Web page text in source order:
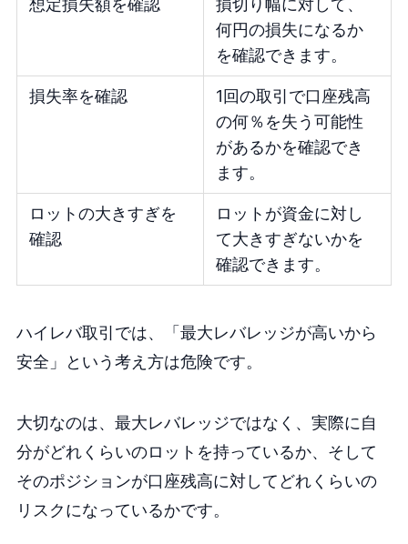
何円の損失になるか
を確認できます。
損失率を確認
1回の取引で口座残高
の何％を失う可能性
があるかを確認でき
ます。
ロットの大きすぎを
確認
ロットが資金に対し
て大きすぎないかを
確認できます。
ハイレバ取引では、「最大レバレッジが高いから
安全」という考え方は危険です。
大切なのは、最大レバレッジではなく、実際に自
分がどれくらいのロットを持っているか、そして
そのポジションが口座残高に対してどれくらいの
リスクになっているかです。